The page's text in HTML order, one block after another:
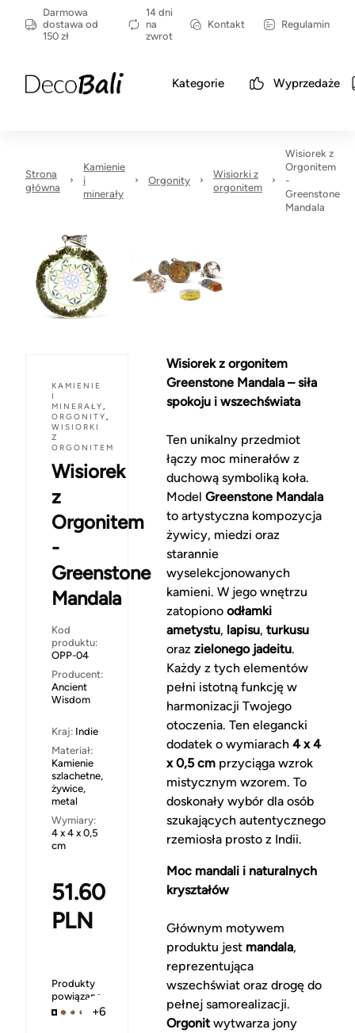
Darmowa
dostawa od
150 zł
14 dni
na
zwrot
Kontakt Regulamin
Kategorie Wyprzedaże
Strona
główna
Kamienie
i
minerały
Orgonity
Wisiorki z
orgonitem
Wisiorek z
Orgonitem
-
Greenstone
Mandala
KAMIENIE
I
MINERAŁY,
ORGONITY,
WISIORKI
Z
ORGONITEM
Wisiorek
z
Orgonitem
-
Greenstone
Mandala
Kod
produktu:
OPP-04
Producent:
Ancient
Wisdom
Kraj: Indie
Materiał:
Kamienie
szlachetne,
żywice,
metal
Wymiary:
4 x 4 x 0,5
cm
51.60
PLN
Produkty
powiązane
+6
Wisiorek z orgonitem
Greenstone Mandala – siła
spokoju i wszechświata
Ten unikalny przedmiot
łączy moc minerałów z
duchową symboliką koła.
Model Greenstone Mandala
to artystyczna kompozycja
żywicy, miedzi oraz
starannie
wyselekcjonowanych
kamieni. W jego wnętrzu
zatopiono odłamki
ametystu, lapisu, turkusu
oraz zielonego jadeitu.
Każdy z tych elementów
pełni istotną funkcję w
harmonizacji Twojego
otoczenia. Ten elegancki
dodatek o wymiarach 4 x 4
x 0,5 cmprzyciąga wzrok
mistycznym wzorem. To
doskonały wybór dla osób
szukających autentycznego
rzemiosła prosto z Indii.
Moc mandali i naturalnych
kryształów
Głównym motywem
produktu jest mandala,
reprezentująca
wszechświat oraz drogę do
pełnej samorealizacji.
Orgonitwytwarza jony